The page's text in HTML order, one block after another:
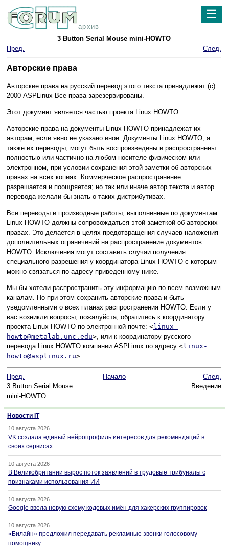
архив
☰
3 Button Serial Mouse mini-HOWTO
Пред.
След.
Авторские права
Авторские права на русский перевод этого текста принадлежат (c)
2000 ASPLinux Все права зарезервированы.
Этот документ является частью проекта Linux HOWTO.
Авторские права на документы Linux HOWTO принадлежат их
авторам, если явно не указано иное. Документы Linux HOWTO, а
также их переводы, могут быть воспроизведены и распространены
полностью или частично на любом носителе физическом или
электронном, при условии сохранения этой заметки об авторских
правах на всех копиях. Коммерческое распространение
разрешается и поощряется; но так или иначе автор текста и автор
перевода желали бы знать о таких дистрибутивах.
Все переводы и производные работы, выполненные по документам
Linux HOWTO должны сопровождаться этой заметкой об авторских
правах. Это делается в целях предотвращения случаев наложения
дополнительных ограничений на распространение документов
HOWTO. Исключения могут составить случаи получения
специального разрешения у координатора Linux HOWTO с которым
можно связаться по адресу приведенному ниже.
Мы бы хотели распространить эту информацию по всем возможным
каналам. Но при этом сохранить авторские права и быть
уведомленными о всех планах распространения HOWTO. Если у
вас возникли вопросы, пожалуйста, обратитесь к координатору
проекта Linux HOWTO по электронной почте: <linux-
howto@metalab.unc.edu> , или к координатору русского
перевода Linux HOWTO компании ASPLinux по адресу <linux-
howto@asplinux.ru>
Пред. Начало
След.
3 Button Serial Mouse
mini-HOWTO
Введение
Новости IT
10 августа 2026
VK создала единый нейропрофиль интересов для рекомендаций в
своих сервисах
10 августа 2026
В Великобритании вырос поток заявлений в трудовые трибуналы с
признаками использования ИИ
10 августа 2026
Google ввела новую схему кодовых имён для хакерских группировок
10 августа 2026
«Билайн» предложил передавать рекламные звонки голосовому
помощнику